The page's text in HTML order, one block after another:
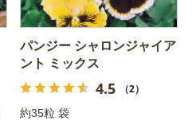
パンジー シャロンジャイア
ント ミックス
4.5 （2）
約35粒 袋